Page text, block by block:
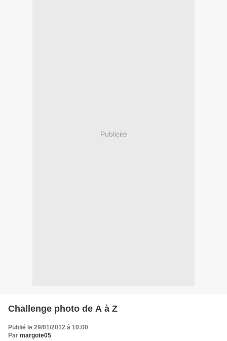
Publicité
Challenge photo de A à Z
Publié le 29/01/2012 à 10:00
Par margote05